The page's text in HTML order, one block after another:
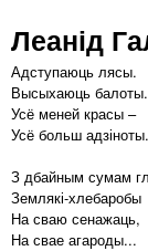
Леанід
Адступаюць лясы.
Высыхаюць балоты.
Усё меней красы –
Усё больш адзіноты.
З дбайным сумам
Землякі-хлебаробы
На сваю сенажаць,
На свае агароды...